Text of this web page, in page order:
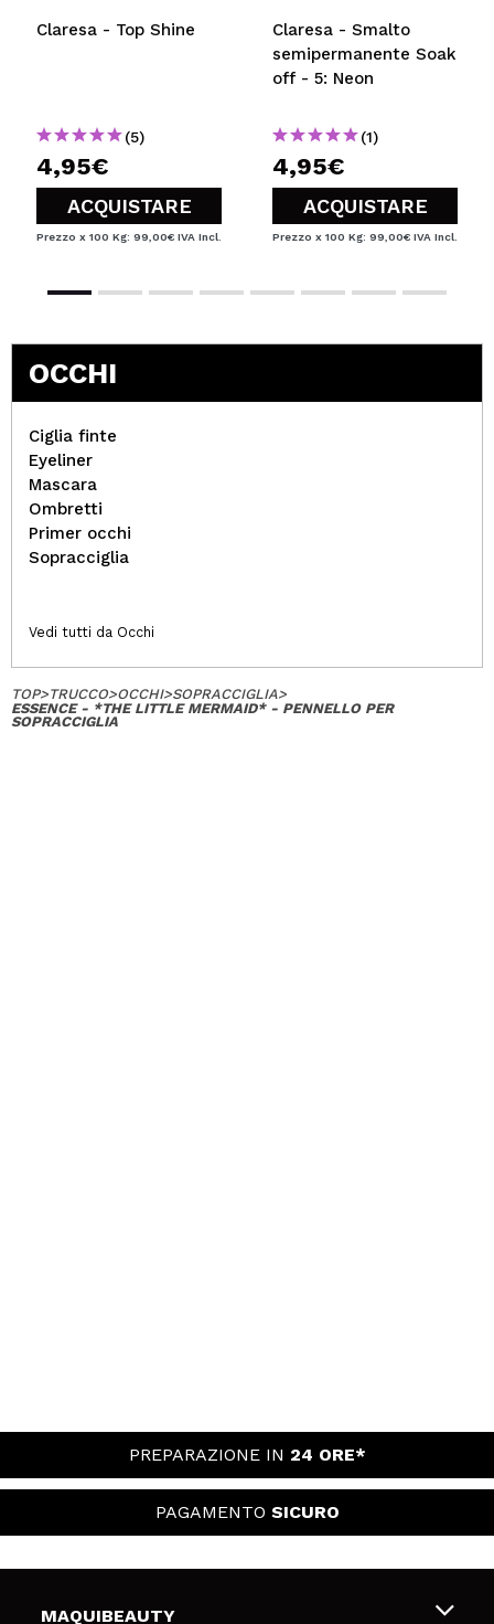
Claresa - Top Shine
(5)
4,95€
ACQUISTARE
Prezzo x 100 Kg: 99,00€ IVA Incl.
Claresa - Smalto
semipermanente Soak
off - 5: Neon
(1)
4,95€
ACQUISTARE
Prezzo x 100 Kg: 99,00€ IVA Incl.
OCCHI
Ciglia finte
Eyeliner
Mascara
Ombretti
Primer occhi
Sopracciglia
Vedi tutti da Occhi
TOP>TRUCCO>OCCHI>SOPRACCIGLIA>
ESSENCE - *THE LITTLE MERMAID* - PENNELLO PER
SOPRACCIGLIA
PREPARAZIONE IN 24 ORE*
PAGAMENTO SICURO
MAQUIBEAUTY